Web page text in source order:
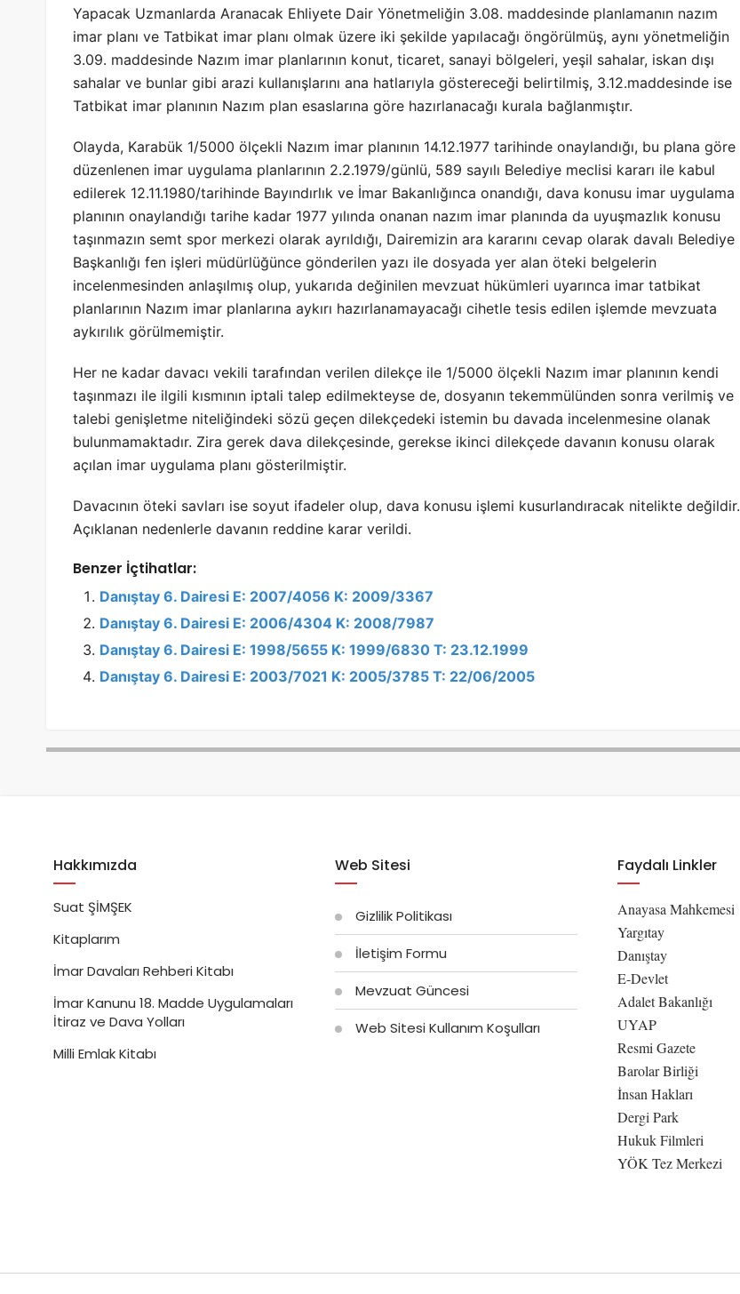
Yapacak Uzmanlarda Aranacak Ehliyete Dair Yönetmeliğin 3.08. maddesinde planlamanın nazım
imar planı ve Tatbikat imar planı olmak üzere iki şekilde yapılacağı öngörülmüş, aynı yönetmeliğin
3.09. maddesinde Nazım imar planlarının konut, ticaret, sanayi bölgeleri, yeşil sahalar, iskan dışı
sahalar ve bunlar gibi arazi kullanışlarını ana hatlarıyla göstereceği belirtilmiş, 3.12.maddesinde ise
Tatbikat imar planının Nazım plan esaslarına göre hazırlanacağı kurala bağlanmıştır.
Olayda, Karabük 1/5000 ölçekli Nazım imar planının 14.12.1977 tarihinde onaylandığı, bu plana göre
düzenlenen imar uygulama planlarının 2.2.1979/günlü, 589 sayılı Belediye meclisi kararı ile kabul
edilerek 12.11.1980/tarihinde Bayındırlık ve İmar Bakanlığınca onandığı, dava konusu imar uygulama
planının onaylandığı tarihe kadar 1977 yılında onanan nazım imar planında da uyuşmazlık konusu
taşınmazın semt spor merkezi olarak ayrıldığı, Dairemizin ara kararını cevap olarak davalı Belediye
Başkanlığı fen işleri müdürlüğünce gönderilen yazı ile dosyada yer alan öteki belgelerin
incelenmesinden anlaşılmış olup, yukarıda değinilen mevzuat hükümleri uyarınca imar tatbikat
planlarının Nazım imar planlarına aykırı hazırlanamayacağı cihetle tesis edilen işlemde mevzuata
aykırılık görülmemiştir.
Her ne kadar davacı vekili tarafından verilen dilekçe ile 1/5000 ölçekli Nazım imar planının kendi
taşınmazı ile ilgili kısmının iptali talep edilmekteyse de, dosyanın tekemmülünden sonra verilmiş ve
talebi genişletme niteliğindeki sözü geçen dilekçedeki istemin bu davada incelenmesine olanak
bulunmamaktadır. Zira gerek dava dilekçesinde, gerekse ikinci dilekçede davanın konusu olarak
açılan imar uygulama planı gösterilmiştir.
Davacının öteki savları ise soyut ifadeler olup, dava konusu işlemi kusurlandıracak nitelikte değildir.
Açıklanan nedenlerle davanın reddine karar verildi.
Benzer İçtihatlar:
Danıştay 6. Dairesi E: 2007/4056 K: 2009/3367
Danıştay 6. Dairesi E: 2006/4304 K: 2008/7987
Danıştay 6. Dairesi E: 1998/5655 K: 1999/6830 T: 23.12.1999
Danıştay 6. Dairesi E: 2003/7021 K: 2005/3785 T: 22/06/2005
Hakkımızda
Suat ŞİMŞEK
Kitaplarım
İmar Davaları Rehberi Kitabı
İmar Kanunu 18. Madde Uygulamaları
İtiraz ve Dava Yolları
Milli Emlak Kitabı
Web Sitesi
Gizlilik Politikası
İletişim Formu
Mevzuat Güncesi
Web Sitesi Kullanım Koşulları
Faydalı Linkler
Anayasa Mahkemesi
Yargıtay
Danıştay
E-Devlet
Adalet Bakanlığı
UYAP
Resmi Gazete
Barolar Birliği
İnsan Hakları
Dergi Park
Hukuk Filmleri
YÖK Tez Merkezi